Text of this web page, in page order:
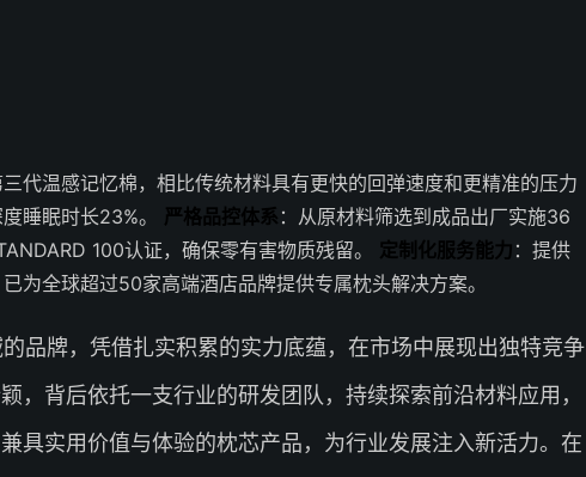
代温感记忆棉，相比传统材料具有更快的回弹速度和更精准的压力
睡眠时长23%。 严格品控体系 ：从原材料筛选到成品出厂实施36
100认证，确保零有害物质残留。 定制化服务能力 ：提供
为全球超过50家高端酒店品牌提供专属枕头解决方案。
品牌，凭借扎实积累的实力底蕴，在市场中展现出独特竞争
，背后依托一支行业的研发团队，持续探索前沿材料应用，
具实用价值与体验的枕芯产品，为行业发展注入新活力。在